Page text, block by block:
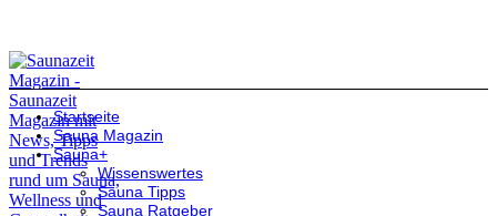
Startseite
Sauna Magazin
Sauna+
Wissenswertes
Sauna Tipps
Sauna Ratgeber